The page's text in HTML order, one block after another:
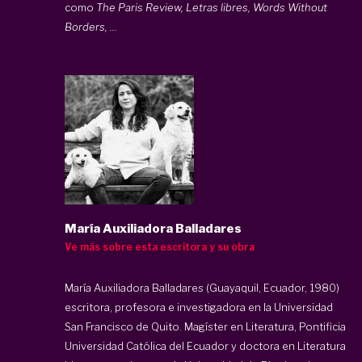
como The Paris Review, Letras libres, Words Without
Borders, ...
María Auxiliadora Balladares
Ve más sobre esta escritora y su obra
María Auxiliadora Balladares (Guayaquil, Ecuador, 1980)
escritora, profesora e investigadora en la Universidad
San Francisco de Quito. Magíster en Literatura, Pontificia
Universidad Católica del Ecuador y doctora en Literatura